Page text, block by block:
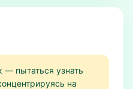
— пытаться узнать
на